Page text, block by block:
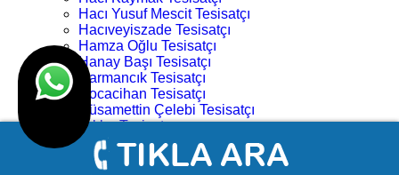
Hacı Yusuf Mescit Tesisatçı
Hacıveyiszade Tesisatçı
Hamza Oğlu Tesisatçı
Hanay Başı Tesisatçı
Harmancık Tesisatçı
Hocacihan Tesisatçı
Hüsamettin Çelebi Tesisatçı
Işıklar Tesisatçı
İhsaniye Tesisatçı
İstiklal Tesisatçı